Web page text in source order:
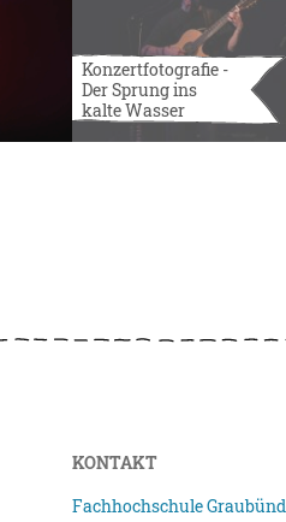
Konzertfotografie -
Der Sprung ins
kalte Wasser
KONTAKT
Fachhochschule